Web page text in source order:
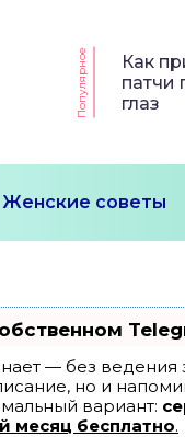
Популярное
Как
патчи
глаз
Женские советы
— без
но и
вариант:
месяц бесплатно.